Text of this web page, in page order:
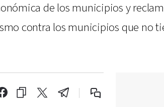
de los municipios y
contra los municipios que no